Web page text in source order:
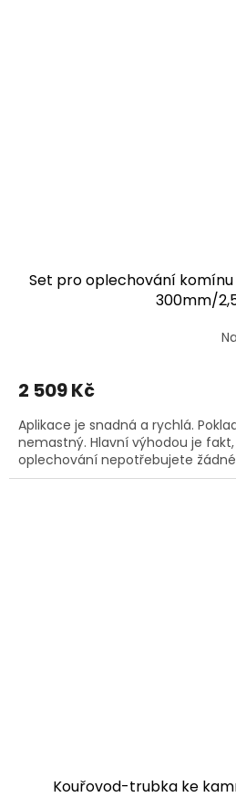
Set pro oplechování
300mm/
2 509 Kč
Aplikace je snadná a rychlá.
nemastný. Hlavní výhodou je
oplechování nepotřebujete
Kouřovod-trubka ke